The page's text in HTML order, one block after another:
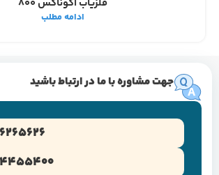
ادامه مطلب
جهت مشاوره با ما در ارتباط باشید